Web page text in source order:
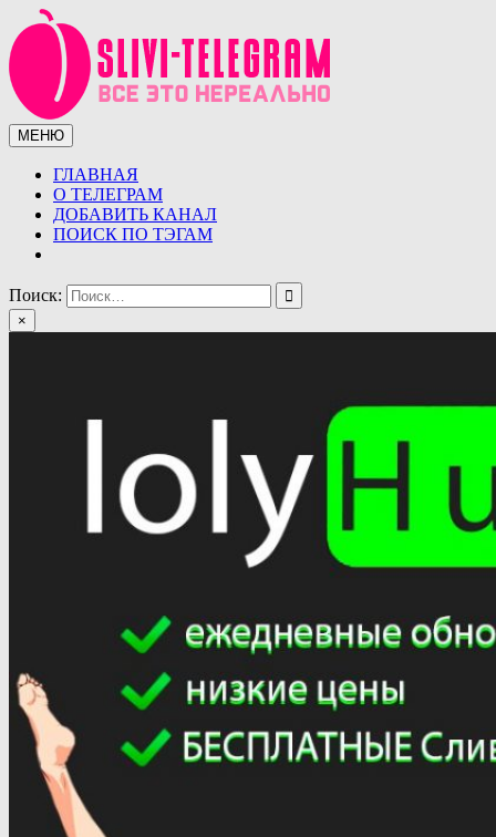
Перейти
к
содержимому
Сливы телеграмм (telegram)
Сливы ТГ (telegram) от курсов до слив знаменитостей.
Уникальная база слив ТГ
МЕНЮ
ГЛАВНАЯ
О ТЕЛЕГРАМ
ДОБАВИТЬ КАНАЛ
ПОИСК ПО ТЭГАМ
Поиск:
×